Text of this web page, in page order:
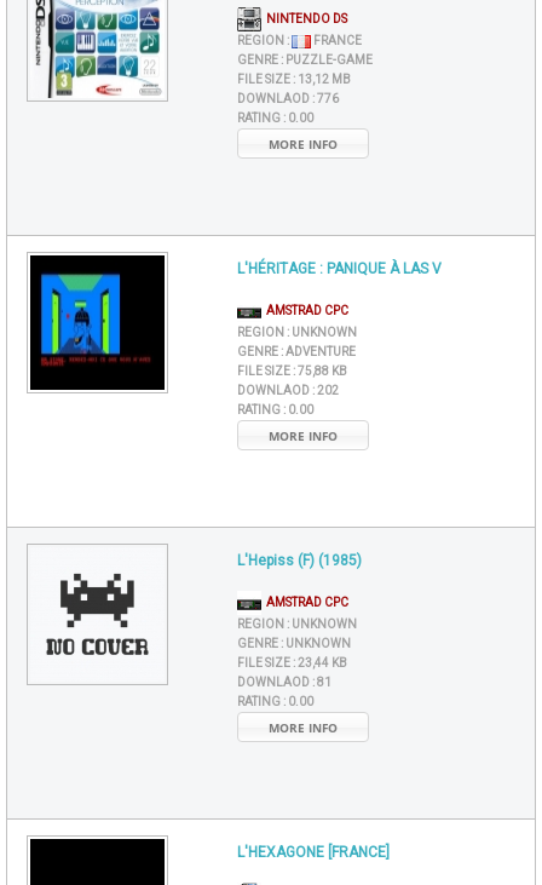
NINTENDO DS
REGION :
FRANCE
GENRE : PUZZLE-GAME
FILE SIZE : 13,12 MB
DOWNLAOD :776
RATING : 0.00
MORE INFO
L'HÉRITAGE : PANIQUE À LAS V
AMSTRAD CPC
REGION : UNKNOWN
GENRE :ADVENTURE
FILE SIZE :75,88 KB
DOWNLAOD :202
RATING : 0.00
MORE INFO
L'Hepiss (F) (1985)
AMSTRAD CPC
REGION : UNKNOWN
GENRE : UNKNOWN
FILE SIZE :23,44 KB
DOWNLAOD :81
RATING : 0.00
MORE INFO
L'HEXAGONE [FRANCE]